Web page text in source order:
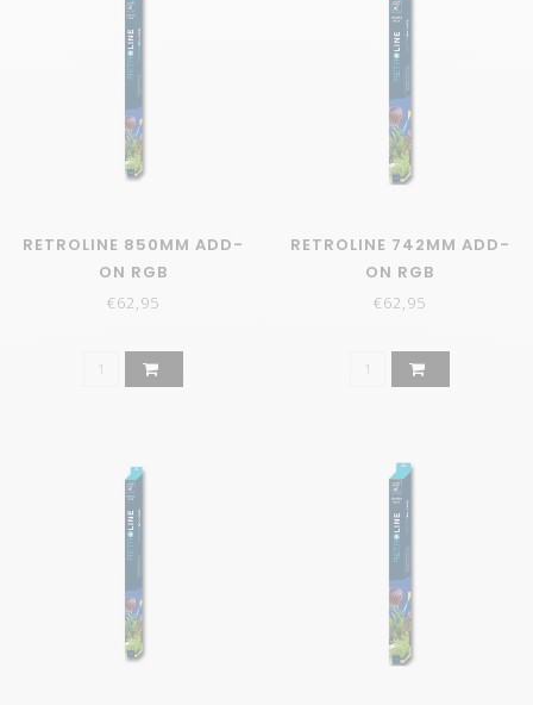
RETROLINE 850MM ADD-
ON RGB
€62,95
RETROLINE 742MM ADD-
ON RGB
€62,95